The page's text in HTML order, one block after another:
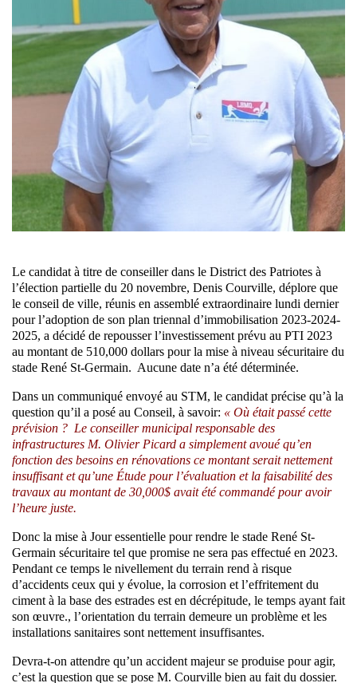
Le candidat à titre de conseiller dans le District des Patriotes à
l’élection partielle du 20 novembre, Denis Courville, déplore que
le conseil de ville, réunis en assemblé extraordinaire lundi dernier
pour l’adoption de son plan triennal d’immobilisation 2023-2024-
2025, a décidé de repousser l’investissement prévu au PTI 2023
au montant de 510,000 dollars pour la mise à niveau sécuritaire du
stade René St-Germain. Aucune date n’a été déterminée.
Dans un communiqué envoyé au STM, le candidat précise qu’à la
question qu’il a posé au Conseil, à savoir: « Où était passé cette
prévision ? Le conseiller municipal responsable des
infrastructures M. Olivier Picard a simplement avoué qu’en
fonction des besoins en rénovations ce montant serait nettement
insuffisant et qu’une Étude pour l’évaluation et la faisabilité des
travaux au montant de 30,000$ avait été commandé pour avoir
l’heure juste.
Donc la mise à Jour essentielle pour rendre le stade René St-
Germain sécuritaire tel que promise ne sera pas effectué en 2023.
Pendant ce temps le nivellement du terrain rend à risque
d’accidents ceux qui y évolue, la corrosion et l’effritement du
ciment à la base des estrades est en décrépitude, le temps ayant fait
son œuvre., l’orientation du terrain demeure un problème et les
installations sanitaires sont nettement insuffisantes.
Devra-t-on attendre qu’un accident majeur se produise pour agir,
c’est la question que se pose M. Courville bien au fait du dossier.